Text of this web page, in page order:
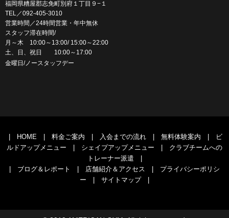
福岡県糟屋郡志免町別府１丁目９−１
TEL／092-405-3010
営業時間／24時間営業・年中無休
スタッフ滞在時間/
月～木 10:00～13:00/ 15:00～22:00
土、日、祝日 10:00～17:00
金曜日/ノースタッフデー
HOME 料金ご案内 入会までの流れ 無料体験案内
ビ
ルドアップメニュー
シェイプアップメニュー
クラブチームへの
トレーナー派遣
ブログ＆レポート 店舗紹介＆アクセス
プライバシーポリシ
ー
サイトマップ|